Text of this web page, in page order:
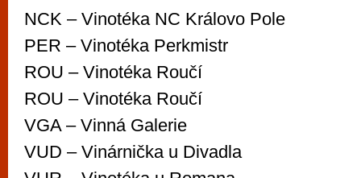
NCK – Vinotéka NC Královo Pole
PER – Vinotéka Perkmistr
ROU – Vinotéka Roučí
ROU – Vinotéka Roučí
VGA – Vinná Galerie
VUD – Vinárnička u Divadla